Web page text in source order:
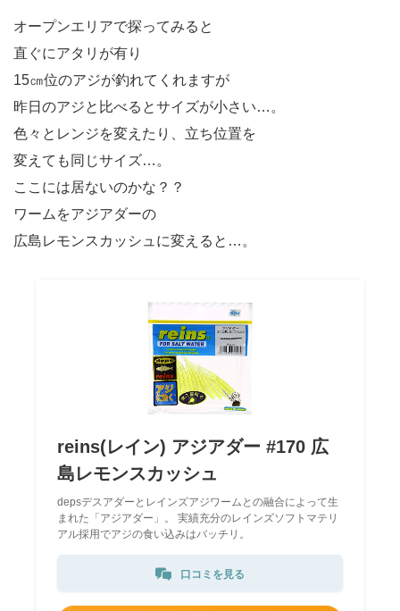
オープンエリアで探ってみると
直ぐにアタリが有り
15㎝位のアジが釣れてくれますが
昨日のアジと比べるとサイズが小さい…。
色々とレンジを変えたり、立ち位置を
変えても同じサイズ…。
ここには居ないのかな？？
ワームをアジアダーの
広島レモンスカッシュに変えると…。
reins(レイン) アジアダー #170 広
島レモンスカッシュ
depsデスアダーとレインズアジワームとの融合によって生
まれた「アジアダー」。 実績充分のレインズソフトマテリ
アル採用でアジの食い込みはバッチリ。
口コミを見る